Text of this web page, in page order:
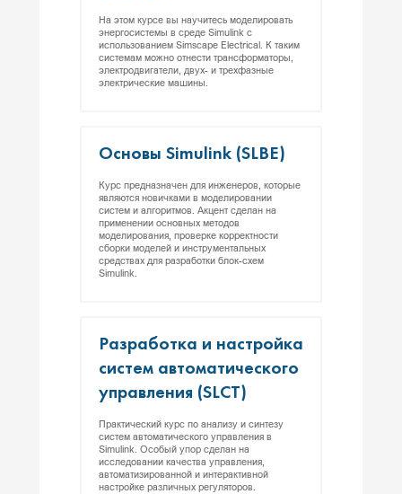
На этом курсе вы научитесь моделировать
энергосистемы в среде Simulink с
использованием Simscape Electrical. К таким
системам можно отнести трансформаторы,
электродвигатели, двух- и трехфазные
электрические машины.
Ос­но­вы Simulink (SLBE)
Курс предназначен для инженеров, которые
являются новичками в моделировании
систем и алгоритмов. Акцент сделан на
применении основных методов
моделирования, проверке корректности
сборки моделей и инструментальных
средствах для разработки блок-схем
Simulink.
Раз­ра­бот­ка и нас­трой­ка
сис­тем ав­то­мати­чес­ко­го
уп­равле­ния (SLCT)
Практический курс по анализу и синтезу
систем автоматического управления в
Simulink. Особый упор сделан на
исследовании качества управления,
автоматизированной и интерактивной
настройке различных регуляторов.